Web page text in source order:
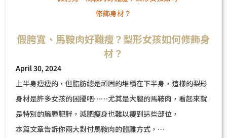
假胯寬、馬鞍肉好難瘦？梨形女孩如何修飾身
材？
April 30, 2024
上半身瘦瘦的，但脂肪總是頑固的堆積在下半身，這樣的梨形
身材是許多女孩的困擾吧⋯⋯尤其是大腿的馬鞍肉，看起來就
是特別的臃腫肥胖，減肥瘦身也難以瘦到這些部位，
本篇文章告訴你兩大對付馬鞍肉的體雕方式，